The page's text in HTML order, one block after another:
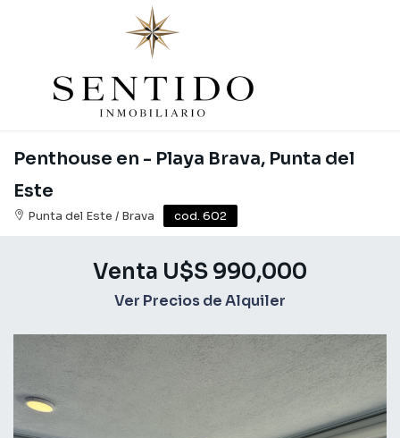
Penthouse en - Playa Brava, Punta del
Este
Punta del Este / Brava cod. 602
Venta U$S 990,000
Ver Precios de Alquiler